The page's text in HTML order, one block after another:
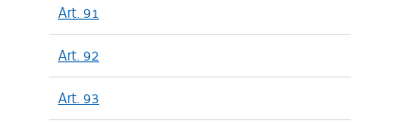
Art. 91
Art. 92
Art. 93